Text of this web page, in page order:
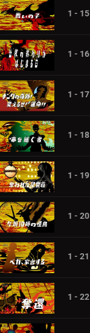
1 - 15
1 - 16
1 - 17
1 - 18
1 - 19
1 - 20
1 - 21
1 - 22